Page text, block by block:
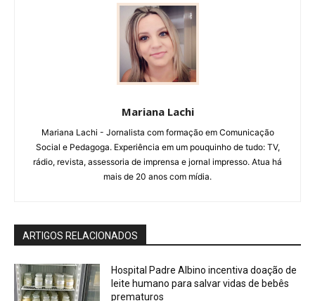
Mariana Lachi
Mariana Lachi - Jornalista com formação em Comunicação
Social e Pedagoga. Experiência em um pouquinho de tudo: TV,
rádio, revista, assessoria de imprensa e jornal impresso. Atua há
mais de 20 anos com mídia.
ARTIGOS RELACIONADOS
Hospital Padre Albino incentiva doação de
leite humano para salvar vidas de bebês
prematuros